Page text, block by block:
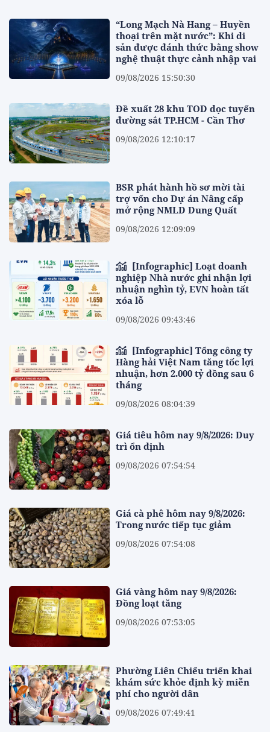
“Long Mạch Nà Hang – Huyền
thoại trên mặt nước”: Khi di
sản được đánh thức bằng show
nghệ thuật thực cảnh nhập vai
09/08/2026 15:50:30
Đề xuất 28 khu TOD dọc tuyến
đường sắt TP.HCM - Cần Thơ
09/08/2026 12:10:17
BSR phát hành hồ sơ mời tài
trợ vốn cho Dự án Nâng cấp
mở rộng NMLD Dung Quất
09/08/2026 12:09:09
nghiệp Nhà nước ghi nhận lợi
nhuận nghìn tỷ, EVN hoàn tất
xóa lỗ
09/08/2026 09:43:46
Hàng hải Việt Nam tăng tốc lợi
nhuận, hơn 2.000 tỷ đồng sau 6
tháng
09/08/2026 08:04:39
Giá tiêu hôm nay 9/8/2026: Duy
trì ổn định
09/08/2026 07:54:54
Giá cà phê hôm nay 9/8/2026:
Trong nước tiếp tục giảm
09/08/2026 07:54:08
Giá vàng hôm nay 9/8/2026:
Đồng loạt tăng
09/08/2026 07:53:05
Phường Liên Chiểu triển khai
khám sức khỏe định kỳ miễn
phí cho người dân
09/08/2026 07:49:41